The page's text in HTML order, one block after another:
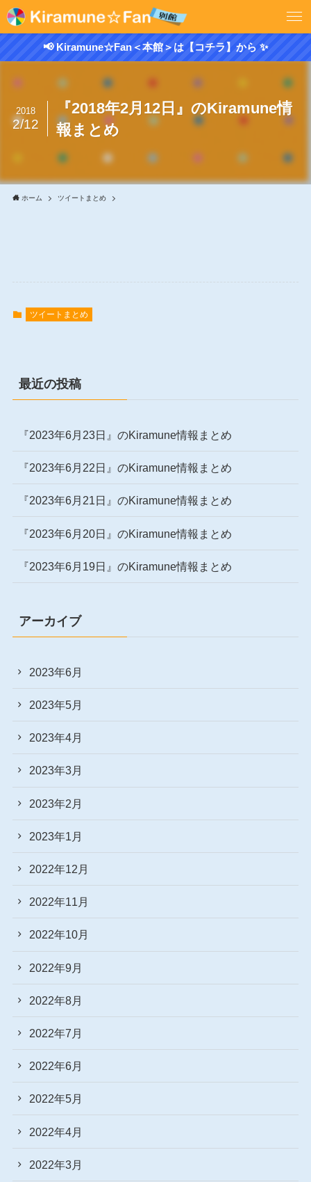
📢 Kiramune☆Fan＜本館＞は【コチラ】から ✨
『2018年2月12日』のKiramune情
報まとめ
2018
2/12
ホーム ツイートまとめ
ツイートまとめ
最近の投稿
『2023年6月23日』のKiramune情報まとめ
『2023年6月22日』のKiramune情報まとめ
『2023年6月21日』のKiramune情報まとめ
『2023年6月20日』のKiramune情報まとめ
『2023年6月19日』のKiramune情報まとめ
アーカイブ
2023年6月
2023年5月
2023年4月
2023年3月
2023年2月
2023年1月
2022年12月
2022年11月
2022年10月
2022年9月
2022年8月
2022年7月
2022年6月
2022年5月
2022年4月
2022年3月